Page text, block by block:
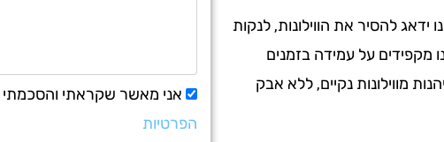
להסיר את הווילונות, לנקות
מקפידים על עמידה בזמנים
מווילונות נקיים, ללא אבק
אני מאשר שקראתי והסכמתי
הפרטיות